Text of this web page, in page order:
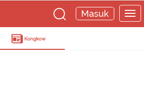
Masuk
Kongkow